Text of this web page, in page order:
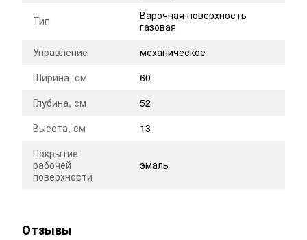
Тип
Варочная поверхность
газовая
Управление
механическое
Ширина, см
60
Глубина, см
52
Высота, см
13
Покрытие
рабочей
поверхности
эмаль
Отзывы